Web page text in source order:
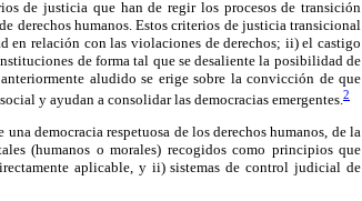
de justicia que han de regir los procesos de transición
derechos humanos. Estos criterios de justicia transicional
en relación con las violaciones de derechos; ii) el castigo
de forma tal que se desaliente la posibilidad de
aludido se erige sobre la convicción de que
y ayudan a consolidar las democracias emergentes.2
democracia respetuosa de los derechos humanos, de la
(humanos o morales) recogidos como principios que
aplicable, y ii) sistemas de control judicial de